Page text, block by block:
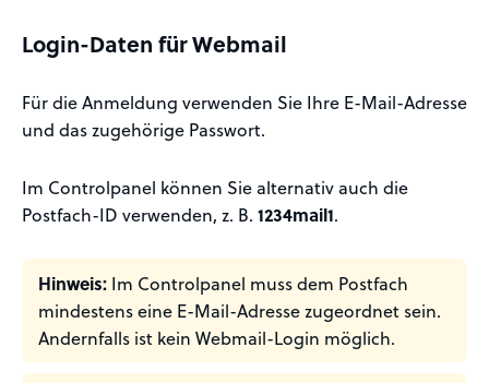
Login-Daten für Webmail
Für die Anmeldung verwenden Sie Ihre E-Mail-Adresse
und das zugehörige Passwort.
Im Controlpanel können Sie alternativ auch die
Postfach-ID verwenden, z. B. 1234mail1.
Hinweis: Im Controlpanel muss dem Postfach
mindestens eine E-Mail-Adresse zugeordnet sein.
Andernfalls ist kein Webmail-Login möglich.